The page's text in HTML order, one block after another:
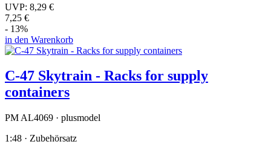
UVP: 8,29 €
7,25 €
- 13%
in den Warenkorb
C-47 Skytrain - Racks for supply
containers
PM AL4069 · plusmodel
1:48 · Zubehörsatz